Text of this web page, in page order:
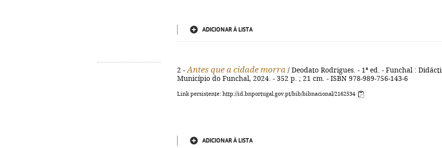
ADICIONAR À LISTA
2 - Antes que a cidade morra / Deodato Rodrigues. - 1ª ed. - Funchal :
Município do Funchal, 2024. - 352 p. ; 21 cm. - ISBN 978-989-756-143-6
Link persistente: http://id.bnportugal.gov.pt/bib/bibnacional/2162534
ADICIONAR À LISTA